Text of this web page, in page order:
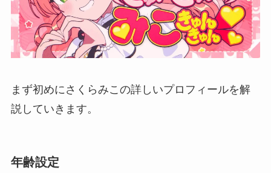
まず初めにさくらみこの詳しいプロフィールを解
説していきます。
年齢設定